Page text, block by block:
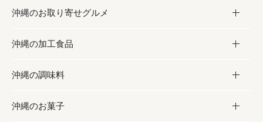
沖縄のお取り寄せグルメ
お取り寄せグルメ
フルーツ・野菜
お肉
沖縄の加工食品
加工食品
缶詰／パウチ
沖縄の調味料
調味料
沖縄のお菓子